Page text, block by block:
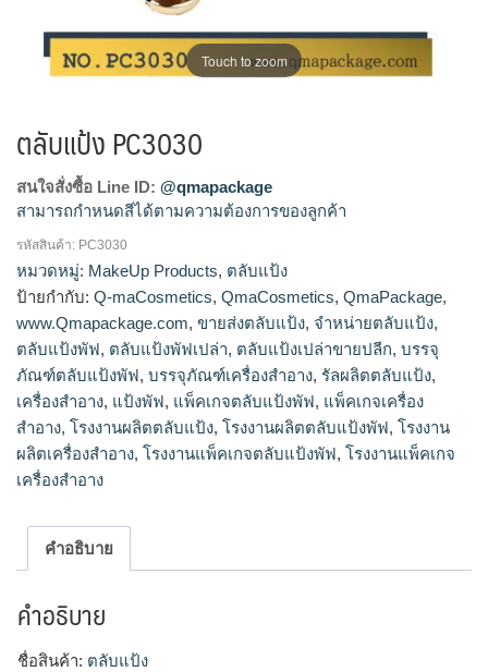
Touch to zoom
ตลับแป้ง PC3030
สนใจสั่งซื้อ Line ID: @qmapackage
สามารถกำหนดสีได้ตามความต้องการของลูกค้า
โรงงานผลิตตลับแป้ง,ขายส่งตลับแป้ง,จำหน่ายตลับแป้ง,รัลผลิต
ตลับแป้ง,ตลับแป้งเปล่าขายปลีก
รหัสสินค้า: PC3030
หมวดหมู่: MakeUp Products, ตลับแป้ง
ป้ายกำกับ: Q-maCosmetics, QmaCosmetics, QmaPackage,
www.Qmapackage.com, ขายส่งตลับแป้ง, จำหน่ายตลับแป้ง,
ตลับแป้งพัฟ, ตลับแป้งพัฟเปล่า, ตลับแป้งเปล่าขายปลีก, บรรจุ
ภัณฑ์ตลับแป้งพัฟ, บรรจุภัณฑ์เครื่องสำอาง, รัลผลิตตลับแป้ง,
เครื่องสำอาง, แป้งพัฟ, แพ็คเกจตลับแป้งพัฟ, แพ็คเกจเครื่อง
สำอาง, โรงงานผลิตตลับแป้ง, โรงงานผลิตตลับแป้งพัฟ, โรงงาน
ผลิตเครื่องสำอาง, โรงงานแพ็คเกจตลับแป้งพัฟ, โรงงานแพ็คเกจ
เครื่องสำอาง
คำอธิบาย
คำอธิบาย
ชื่อสินค้า: ตลับแป้ง